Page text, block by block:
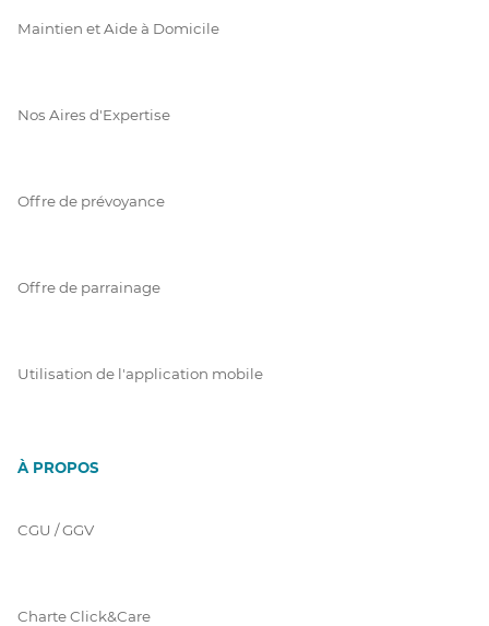
Maintien et Aide à Domicile
Nos Aires d'Expertise
Offre de prévoyance
Offre de parrainage
Utilisation de l'application mobile
À PROPOS
CGU / GGV
Charte Click&Care